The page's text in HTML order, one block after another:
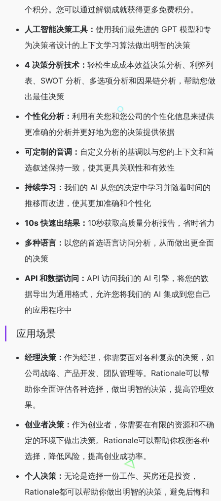
个积分。您可以通过解锁成就获得更多免费积分。
人工智能决策工具： 使用我们最先进的 GPT 模型和专
为决策者设计的上下文学习算法做出明智的决策
4 决策分析技术： 轻松生成成本效益决策分析、利弊列
表、SWOT 分析、多选项分析和因果链分析，帮助您做
出最佳决策
个性化分析： 利用有关您和您公司的个性化信息来提供
更准确的分析并更好地为您的决策提供依据
可定制的音调： 自定义分析的基调以与您的上下文和首
选叙述保持一致，使其更具关联性和有效性
持续学习： 我们的 AI 从您的决定中学习并随着时间的
推移而改进，使其更加准确和个性化
10s 快速出结果： 10秒获取高质量分析报告，省时省力
多种语言： 以您的首选语言访问分析，从而做出更全面
的决策
API 和数据访问： API 访问我们的 AI 引擎，将您的数
据导出为通用格式，允许您将我们的 AI 集成到您自己
的应用程序中
应用场景
经理决策： 作为经理，你需要面对各种复杂的决策，如
公司战略、产品开发、团队管理等。Rationale可以帮
助你全面评估各种选择，做出明智的决策，提高管理效
果。
创业者决策： 作为创业者，你需要在有限的资源和不确
定的环境下做出决策。Rationale可以帮助你权衡各种
选择，降低风险，提高创业成功率。
个人决策： 无论是选择一份工作、买房还是投资，
Rationale都可以帮助你做出明智的决策，避免后悔和